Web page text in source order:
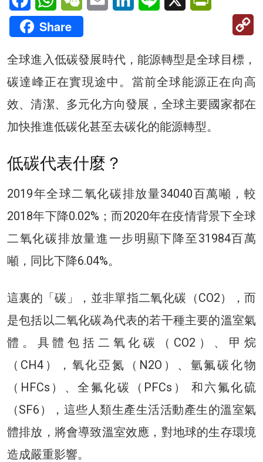
Share
全球進入低碳發展時代，能源轉型是全球目標，
碳達峰正在實現途中。當前全球能源正在向高
效、清潔、多元化方向發展，全球主要國家都在
加快推進低碳化甚至去碳化的能源轉型。
低碳代表什麼？
2019年全球二氧化碳排放量34040百萬噸，較
2018年下降0.02%；而2020年在疫情背景下全球
二氧化碳排放量進一步明顯下降至31984百萬
噸，同比下降6.04%。
這裏的「碳」，並非單指二氧化碳（CO2），而
是包括以二氧化碳為代表的若干種主要的溫室氣
體。具體包括二氧化碳（CO2）、甲烷
（CH4），氧化亞氮（N2O）、氫氟碳化物
（HFCs）、全氟化碳（PFCs） 和六氟化硫
（SF6），這些人類生產生活活動產生的溫室氣
體排放，將會導致溫室效應，對地球的生存環境
造成嚴重影響。